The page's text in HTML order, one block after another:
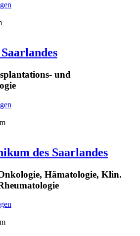
und
des Saarlandes
Hämatologie, Klin.